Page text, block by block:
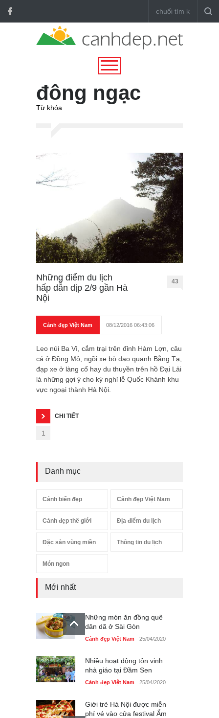
đông ngạc
Từ khóa
Những điểm du lịch
hấp dẫn dịp 2/9 gần Hà
Nội
43
Cảnh đẹp Việt Nam 08/12/2016 06:43:06
Leo núi Ba Vì, cắm trại trên đỉnh Hàm Lợn, câu
cá ở Đồng Mô, ngồi xe bò dạo quanh Bằng Tạ,
đạp xe ở làng cổ hay du thuyền trên hồ Đại Lải
là những gợi ý cho kỳ nghỉ lễ Quốc Khánh khu
vực ngoại thành Hà Nội.
CHI TIẾT
1
Danh mục
Cảnh biển đẹp Cảnh đẹp Việt Nam
Cảnh đẹp thế giới Địa điểm du lịch
Đặc sản vùng miền Thông tin du lịch
Món ngon
Mới nhất
Những món ăn đồng quê
dân dã ở Sài Gòn
Cảnh đẹp Việt Nam 25/04/2020
Nhiều hoạt động tôn vinh
nhà giáo tại Đầm Sen
Cảnh đẹp Việt Nam 25/04/2020
Giới trẻ Hà Nội được miễn
phí vé vào cửa festival Ẩm